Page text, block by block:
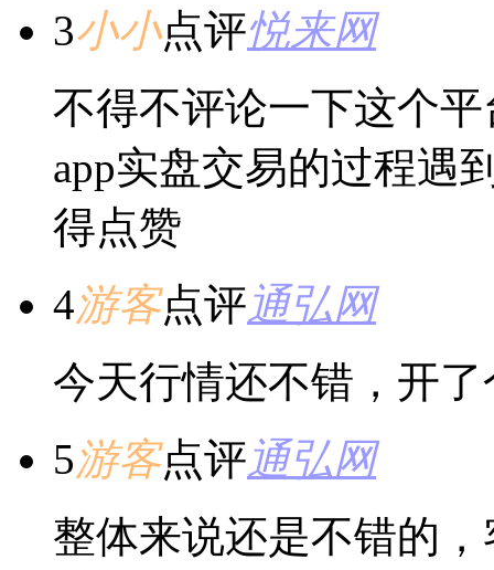
3小小点评悦来网
不得不评论一下这个
app实盘交易的过程遇
得点赞
4游客点评通弘网
今天行情还不错，开
5游客点评通弘网
整体来说还是不错的